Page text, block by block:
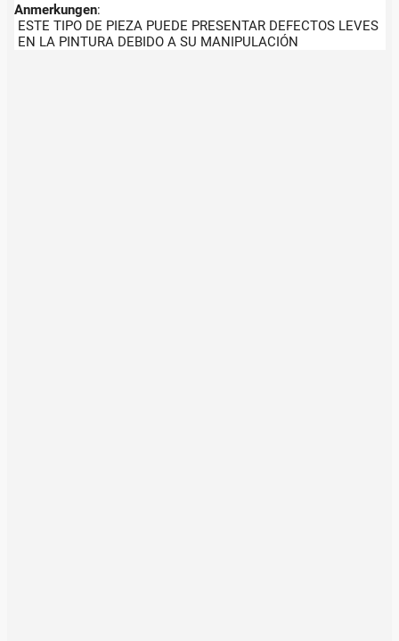
Anmerkungen:
ESTE TIPO DE PIEZA PUEDE PRESENTAR DEFECTOS LEVES
EN LA PINTURA DEBIDO A SU MANIPULACIÓN